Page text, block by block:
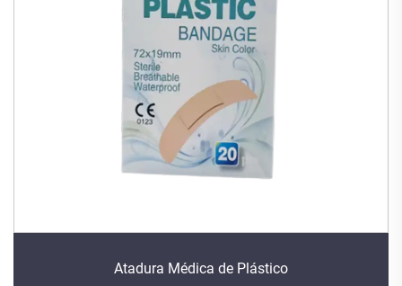
Atadura Médica de Plástico